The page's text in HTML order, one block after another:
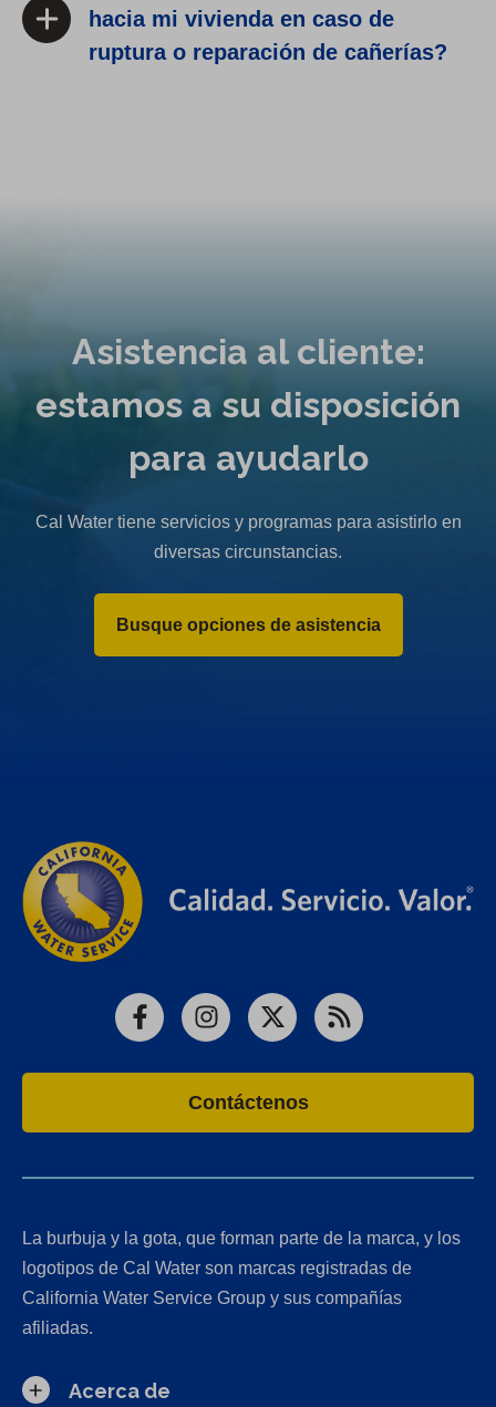
hacia mi vivienda en caso de
ruptura o reparación de cañerías?
Asistencia al cliente:
estamos a su disposición
para ayudarlo
Cal Water tiene servicios y programas para asistirlo en
diversas circunstancias.
Busque opciones de asistencia
FacebookInstagram
X RSS
Contáctenos
La burbuja y la gota, que forman parte de la marca, y los
logotipos de Cal Water son marcas registradas de
California Water Service Group y sus compañías
afiliadas.
Acerca de